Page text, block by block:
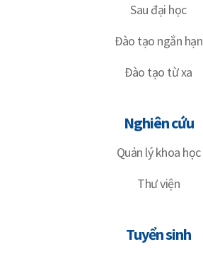
Sau đại học
Đào tạo ngắn hạn
Đào tạo từ xa
Nghiên cứu
Quản lý khoa học
Thư viện
Tuyển sinh